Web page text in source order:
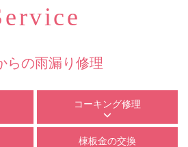
らの雨漏り修理
コーキング修理
棟板金の交換